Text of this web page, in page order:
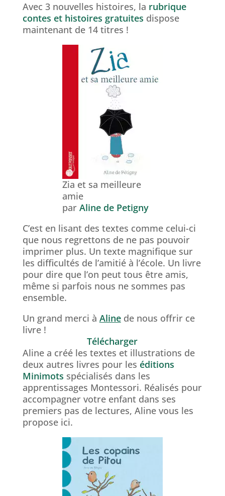
Avec 3 nouvelles histoires, la rubrique
contes et histoires gratuites dispose
maintenant de 14 titres !
Zia et sa meilleure
amie
par Aline de Petigny
C’est en lisant des textes comme celui-ci
que nous regrettons de ne pas pouvoir
imprimer plus. Un texte magnifique sur
les difficultés de l’amitié à l’école. Un livre
pour dire que l’on peut tous être amis,
même si parfois nous ne sommes pas
ensemble.
Un grand merci à Alinede nous offrir ce
livre !
Télécharger
Aline a créé les textes et illustrations de
deux autres livres pour les éditions
Minimots spécialisés dans les
apprentissages Montessori. Réalisés pour
accompagner votre enfant dans ses
premiers pas de lectures, Aline vous les
propose ici.